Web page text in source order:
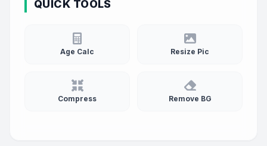
QUICK TOOLS
Age Calc Resize Pic
Compress Remove BG